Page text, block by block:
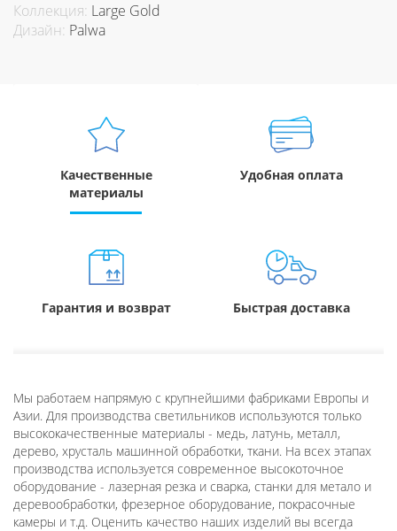
Коллекция: Large Gold
Дизайн: Palwa
Качественные
материалы
Удобная оплата
Гарантия и возврат Быстрая доставка
Мы работаем напрямую с крупнейшими фабриками Европы и
Азии. Для производства светильников используются только
высококачественные материалы - медь, латунь, металл,
дерево, хрусталь машинной обработки, ткани. На всех этапах
производства используется современное высокоточное
оборудование - лазерная резка и сварка, станки для метало и
деревообработки, фрезерное оборудование, покрасочные
камеры и т.д. Оценить качество наших изделий вы всегда